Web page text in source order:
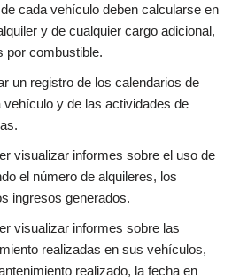
cada vehículo deben calcularse en
y de cualquier cargo adicional,
por combustible.
un registro de los calendarios de
vehículo y de las actividades de
visualizar informes sobre el uso de
el número de alquileres, los
ingresos generados.
visualizar informes sobre las
realizadas en sus vehículos,
realizado, la fecha en